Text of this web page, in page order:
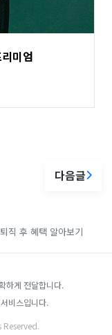
미엄
다음글
직 후 혜택 알아보기
하게 전달합니다.
비스입니다.